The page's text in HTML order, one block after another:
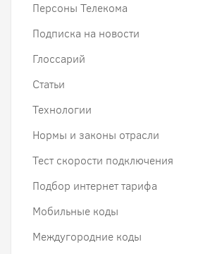
Персоны Телекома
Подписка на новости
Глоссарий
Статьи
Технологии
Нормы и законы отрасли
Тест скорости подключения
Подбор интернет тарифа
Мобильные коды
Междугородние коды